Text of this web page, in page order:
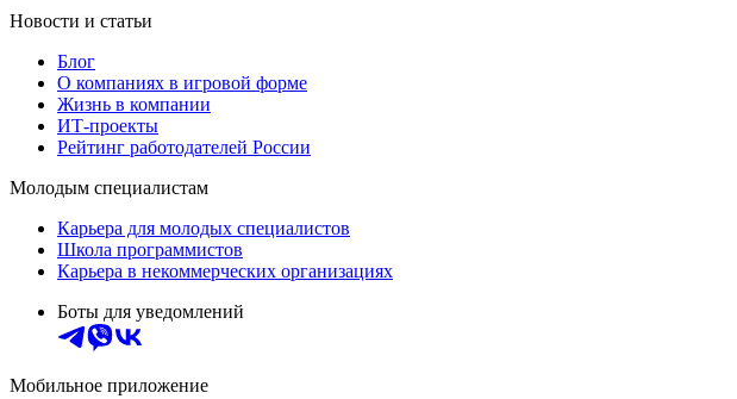
Новости и статьи
Блог
О компаниях в игровой форме
Жизнь в компании
ИТ-проекты
Рейтинг работодателей России
Молодым специалистам
Карьера для молодых специалистов
Школа программистов
Карьера в некоммерческих организациях
Боты для уведомлений
Мобильное приложение